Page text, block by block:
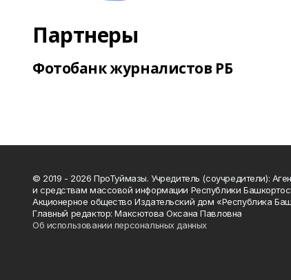
Партнеры
Фотобанк журналистов РБ
© 2019 - 2026 ПроТуймазы. Учредитель (соучредители):
и средствам массовой информации Республики
Акционерное общество Издательский дом «Республика
Главный редактор: Максютова Оксана Павловна
Об использовании персональных данных